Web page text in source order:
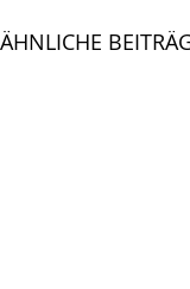
ÄHNLICHE